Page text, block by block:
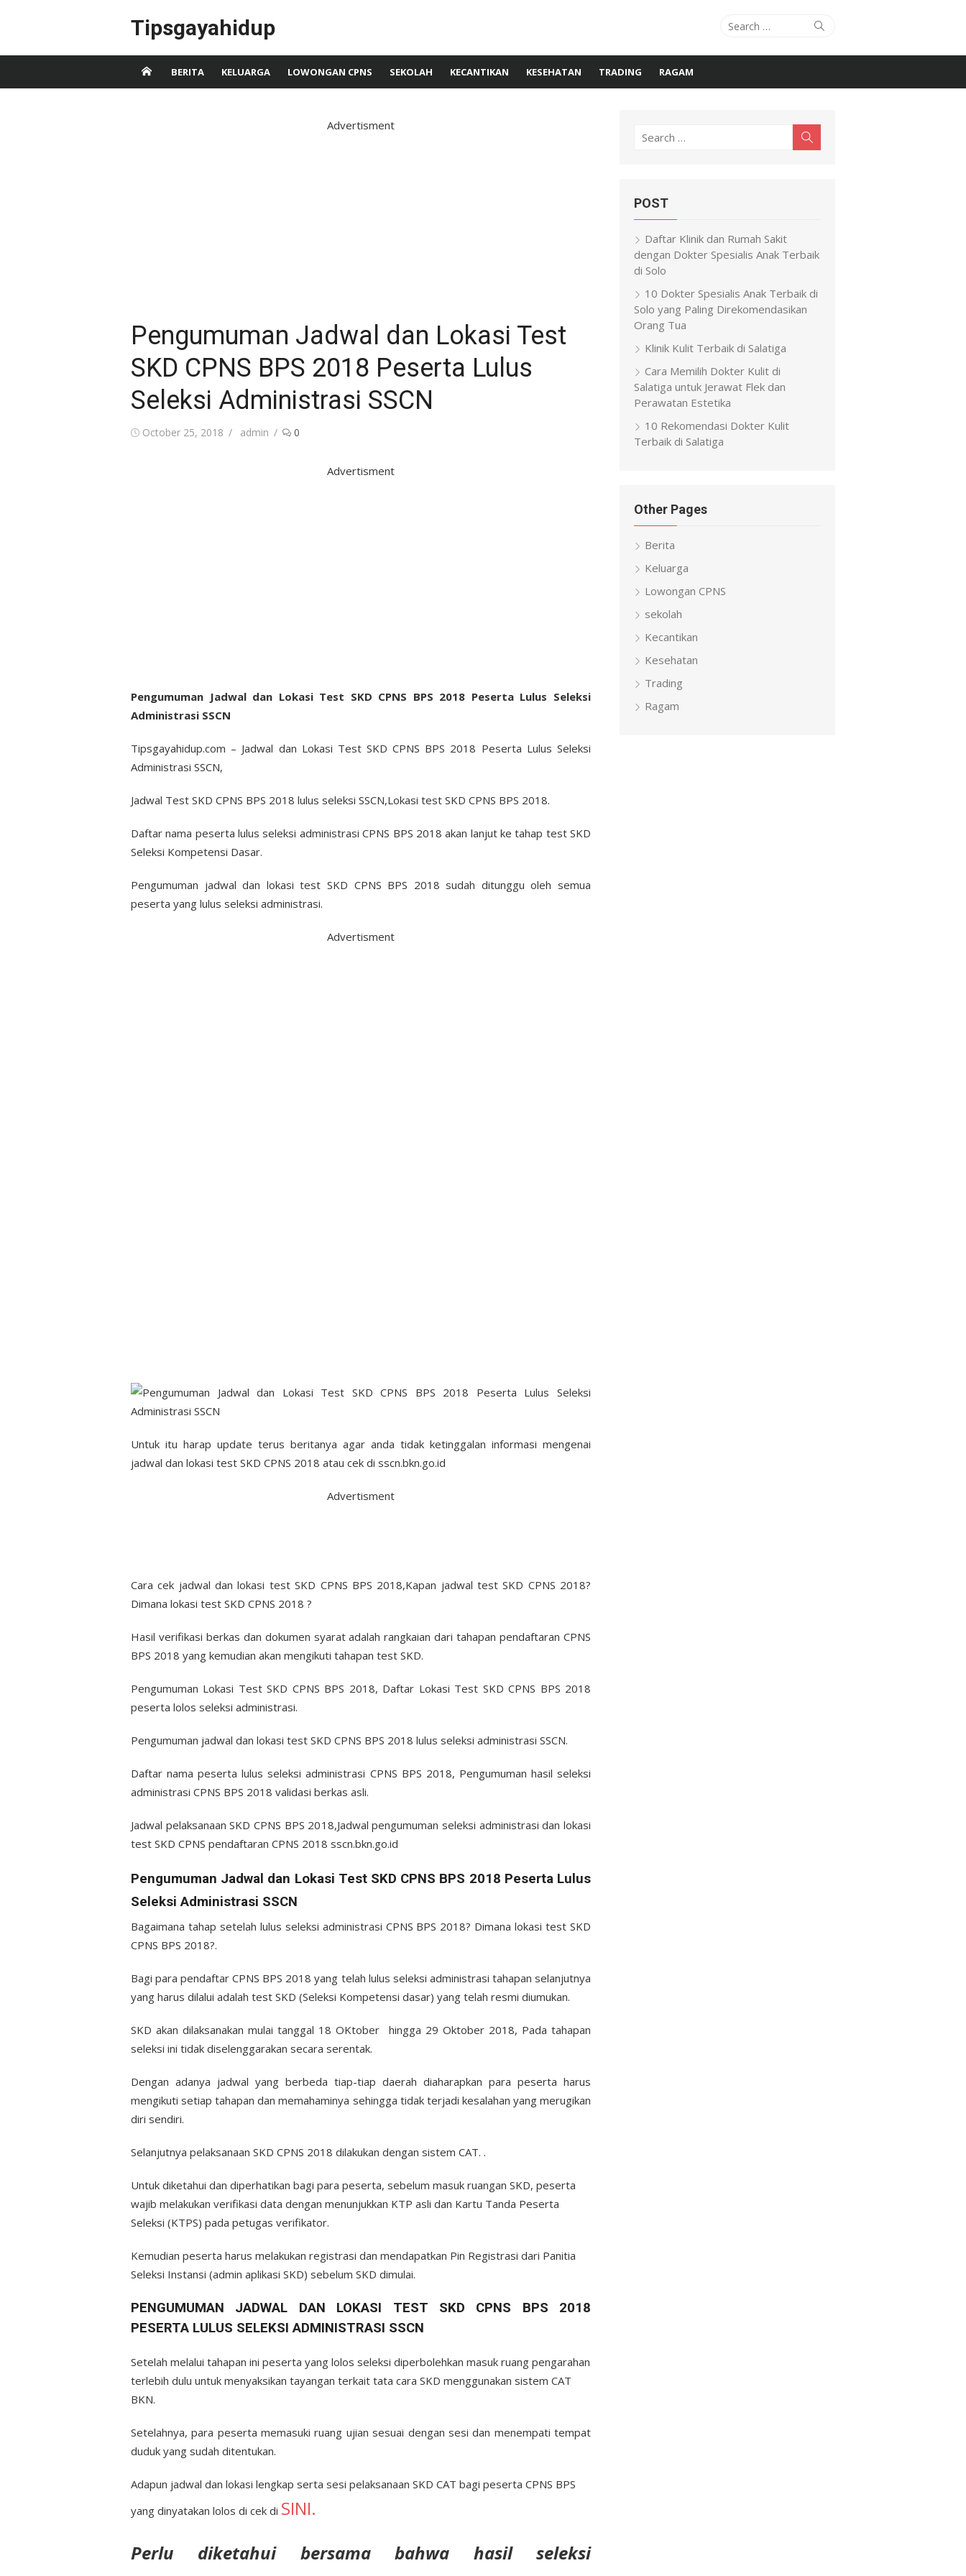
Tipsgayahidup
Search
Search
BERITA KELUARGA LOWONGAN CPNS SEKOLAH KECANTIKAN KESEHATAN TRADING RAGAM
Advertisment
Pengumuman Jadwal dan Lokasi Test
SKD CPNS BPS 2018 Peserta Lulus
Seleksi Administrasi SSCN
Posted
October 25, 2018 Author
admin 0
Advertisment
Pengumuman Jadwal dan Lokasi Test SKD CPNS BPS 2018 Peserta Lulus Seleksi
Administrasi SSCN
Tipsgayahidup.com – Jadwal dan Lokasi Test SKD CPNS BPS 2018 Peserta Lulus Seleksi
Administrasi SSCN,
Jadwal Test SKD CPNS BPS 2018 lulus seleksi SSCN,Lokasi test SKD CPNS BPS 2018.
Daftar nama peserta lulus seleksi administrasi CPNS BPS 2018 akan lanjut ke tahap test SKD
Seleksi Kompetensi Dasar.
Pengumuman jadwal dan lokasi test SKD CPNS BPS 2018 sudah ditunggu oleh semua
peserta yang lulus seleksi administrasi.
Advertisment
Untuk itu harap update terus beritanya agar anda tidak ketinggalan informasi mengenai
jadwal dan lokasi test SKD CPNS 2018 atau cek di sscn.bkn.go.id
Advertisment
Cara cek jadwal dan lokasi test SKD CPNS BPS 2018,Kapan jadwal test SKD CPNS 2018?
Dimana lokasi test SKD CPNS 2018 ?
Hasil verifikasi berkas dan dokumen syarat adalah rangkaian dari tahapan pendaftaran CPNS
BPS 2018 yang kemudian akan mengikuti tahapan test SKD.
Pengumuman Lokasi Test SKD CPNS BPS 2018, Daftar Lokasi Test SKD CPNS BPS 2018
peserta lolos seleksi administrasi.
Pengumuman jadwal dan lokasi test SKD CPNS BPS 2018 lulus seleksi administrasi SSCN.
Daftar nama peserta lulus seleksi administrasi CPNS BPS 2018, Pengumuman hasil seleksi
administrasi CPNS BPS 2018 validasi berkas asli.
Jadwal pelaksanaan SKD CPNS BPS 2018,Jadwal pengumuman seleksi administrasi dan lokasi
test SKD CPNS pendaftaran CPNS 2018 sscn.bkn.go.id
Pengumuman Jadwal dan Lokasi Test SKD CPNS BPS 2018 Peserta Lulus
Seleksi Administrasi SSCN
Bagaimana tahap setelah lulus seleksi administrasi CPNS BPS 2018? Dimana lokasi test SKD
CPNS BPS 2018?.
Bagi para pendaftar CPNS BPS 2018 yang telah lulus seleksi administrasi tahapan selanjutnya
yang harus dilalui adalah test SKD (Seleksi Kompetensi dasar) yang telah resmi diumukan.
SKD akan dilaksanakan mulai tanggal 18 OKtober hingga 29 Oktober 2018, Pada tahapan
seleksi ini tidak diselenggarakan secara serentak.
Dengan adanya jadwal yang berbeda tiap-tiap daerah diaharapkan para peserta harus
mengikuti setiap tahapan dan memahaminya sehingga tidak terjadi kesalahan yang merugikan
diri sendiri.
Selanjutnya pelaksanaan SKD CPNS 2018 dilakukan dengan sistem CAT. .
Untuk diketahui dan diperhatikan bagi para peserta, sebelum masuk ruangan SKD, peserta
wajib melakukan verifikasi data dengan menunjukkan KTP asli dan Kartu Tanda Peserta
Seleksi (KTPS) pada petugas verifikator.
Kemudian peserta harus melakukan registrasi dan mendapatkan Pin Registrasi dari Panitia
Seleksi Instansi (admin aplikasi SKD) sebelum SKD dimulai.
PENGUMUMAN JADWAL DAN LOKASI TEST SKD CPNS BPS 2018
PESERTA LULUS SELEKSI ADMINISTRASI SSCN
Setelah melalui tahapan ini peserta yang lolos seleksi diperbolehkan masuk ruang pengarahan
terlebih dulu untuk menyaksikan tayangan terkait tata cara SKD menggunakan sistem CAT
BKN.
Setelahnya, para peserta memasuki ruang ujian sesuai dengan sesi dan menempati tempat
duduk yang sudah ditentukan.
Adapun jadwal dan lokasi lengkap serta sesi pelaksanaan SKD CAT bagi peserta CPNS BPS
yang dinyatakan lolos di cek di SINI.
Perlu diketahui bersama bahwa hasil seleksi
Search
POST
Daftar Klinik dan Rumah Sakit
dengan Dokter Spesialis Anak Terbaik
di Solo
10 Dokter Spesialis Anak Terbaik di
Solo yang Paling Direkomendasikan
Orang Tua
Klinik Kulit Terbaik di Salatiga
Cara Memilih Dokter Kulit di
Salatiga untuk Jerawat Flek dan
Perawatan Estetika
10 Rekomendasi Dokter Kulit
Terbaik di Salatiga
Other Pages
Berita
Keluarga
Lowongan CPNS
sekolah
Kecantikan
Kesehatan
Trading
Ragam